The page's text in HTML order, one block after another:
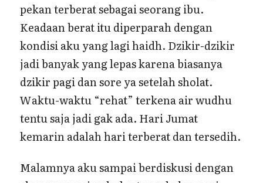
pekan terberat sebagai seorang ibu.
Keadaan berat itu diperparah dengan
kondisi aku yang lagi haidh. Dzikir-dzikir
jadi banyak yang lepas karena biasanya
dzikir pagi dan sore ya setelah sholat.
Waktu-waktu “rehat” terkena air wudhu
tentu saja jadi gak ada. Hari Jumat
kemarin adalah hari terberat dan tersedih.
Malamnya aku sampai berdiskusi dengan